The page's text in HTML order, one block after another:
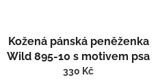
Kožená pánská peněženka
Wild 895-10 s motivem psa
330 Kč